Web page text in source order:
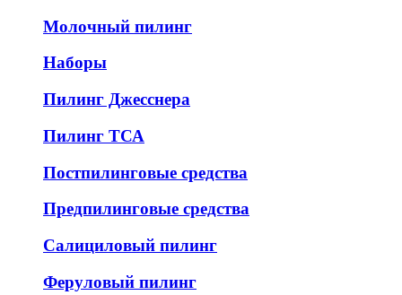
Молочный пилинг
Наборы
Пилинг Джесснера
Пилинг ТСА
Постпилинговые средства
Предпилинговые средства
Салициловый пилинг
Феруловый пилинг